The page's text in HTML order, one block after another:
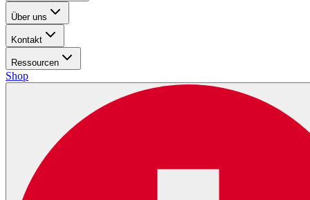
Über uns
Kontakt
Ressourcen
Shop